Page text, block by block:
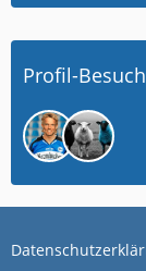
Profil-